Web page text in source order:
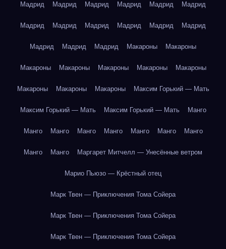
Мадрид Мадрид Мадрид Мадрид Мадрид Мадрид
Мадрид Мадрид Мадрид Мадрид Мадрид Мадрид
Мадрид Мадрид Мадрид Макароны Макароны
Макароны Макароны Макароны Макароны Макароны
Макароны Макароны Макароны Максим Горький — Мать
Максим Горький — Мать Максим Горький — Мать Манго
Манго Манго Манго Манго Манго Манго Манго
Манго Манго Маргарет Митчелл — Унесённые ветром
Марио Пьюзо — Крёстный отец
Марк Твен — Приключения Тома Сойера
Марк Твен — Приключения Тома Сойера
Марк Твен — Приключения Тома Сойера